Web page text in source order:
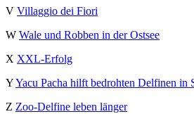
V Villaggio dei Fiori
W Wale und Robben in der Ostsee
X XXL-Erfolg
YYacu Pacha hilft bedrohten Delfinen in
Z Zoo-Delfine leben länger